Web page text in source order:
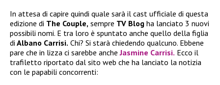
In attesa di capire quindi quale sarà il cast ufficiale di questa
edizione di The Couple, sempre TV Blog ha lanciato 3 nuovi
possibili nomi. E tra loro è spuntato anche quello della figlia
di Albano Carrisi. Chi? Si starà chiedendo qualcuno. Ebbene
pare che in lizza ci sarebbe anche Jasmine Carrisi. Ecco il
trafiletto riportato dal sito web che ha lanciato la notizia
con le papabili concorrenti: